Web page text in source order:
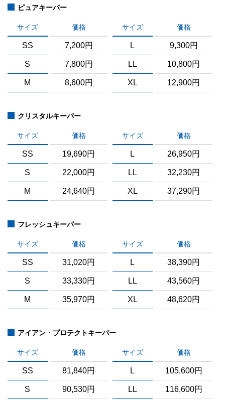
ピュアキーパー
サイズ 価格
SS 7,200円
S 7,800円
M 8,600円
サイズ 価格
L 9,300円
LL 10,800円
XL 12,900円
クリスタルキーパー
サイズ 価格
SS 19,690円
S 22,000円
M 24,640円
サイズ 価格
L 26,950円
LL 32,230円
XL 37,290円
フレッシュキーパー
サイズ 価格
SS 31,020円
S 33,330円
M 35,970円
サイズ 価格
L 38,390円
LL 43,560円
XL 48,620円
アイアン・プロテクトキーパー
サイズ 価格
SS 81,840円
S 90,530円
サイズ 価格
L 105,600円
LL 116,600円